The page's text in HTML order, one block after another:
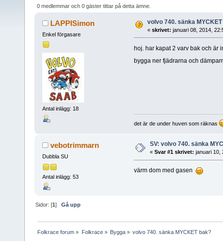
0 medlemmar och 0 gäster tittar på detta ämne.
LAPPISimon
Enkel förgasare
Antal inlägg: 18
volvo 740. sänka
« skrivet: januari 08, 2014,
hoj. har kapat 2 varv bak och är
bygga ner fjädrarna och
det är de under huven som räknas
vebotrimmarn
Dubbla SU
Antal inlägg: 53
SV: volvo 740. sänka
« Svar #1 skrivet: januari 10,
värm dom med gasen
Sidor: [1]Gå upp
Folkrace forum » Folkrace» Bygga» volvo 740. sänka MYCKET bak?